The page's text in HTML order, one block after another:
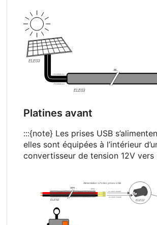
Platines avant
:::{note} Les prises USB
elles sont équipées à l’intérieur
convertisseur de tension 12V vers